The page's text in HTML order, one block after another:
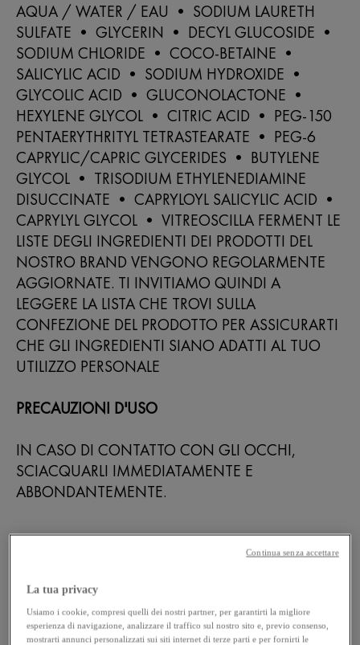
AQUA / WATER / EAU • SODIUM LAURETH
SULFATE • GLYCERIN • DECYL GLUCOSIDE •
SODIUM CHLORIDE • COCO-BETAINE •
SALICYLIC ACID • SODIUM HYDROXIDE •
GLYCOLIC ACID • GLUCONOLACTONE •
HEXYLENE GLYCOL • CITRIC ACID • PEG-150
PENTAERYTHRITYL TETRASTEARATE • PEG-6
CAPRYLIC/CAPRIC GLYCERIDES • BUTYLENE
GLYCOL • TRISODIUM ETHYLENEDIAMINE
DISUCCINATE • CAPRYLOYL SALICYLIC ACID •
CAPRYLYL GLYCOL • VITREOSCILLA FERMENT LE
LISTE DEGLI INGREDIENTI DEI PRODOTTI DEL
NOSTRO BRAND VENGONO REGOLARMENTE
AGGIORNATE. TI INVITIAMO QUINDI A
LEGGERE LA LISTA CHE TROVI SULLA
CONFEZIONE DEL PRODOTTO PER ASSICURARTI
CHE GLI INGREDIENTI SIANO ADATTI AL TUO
UTILIZZO PERSONALE
PRECAUZIONI D'USO
IN CASO DI CONTATTO CON GLI OCCHI,
SCIACQUARLI IMMEDIATAMENTE E
ABBONDANTEMENTE.
La tua privacy
Usiamo i cookie, compresi quelli dei nostri partner, per garantirti la migliore
esperienza di navigazione, analizzare il traffico sul nostro sito e, previo consenso,
mostrarti annunci personalizzati sui siti internet di terze parti e per fornirti le
Continua senza accettare